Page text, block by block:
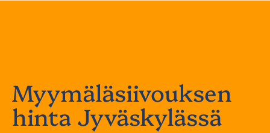
Myymäläsiivouksen
hinta Jyväskylässä